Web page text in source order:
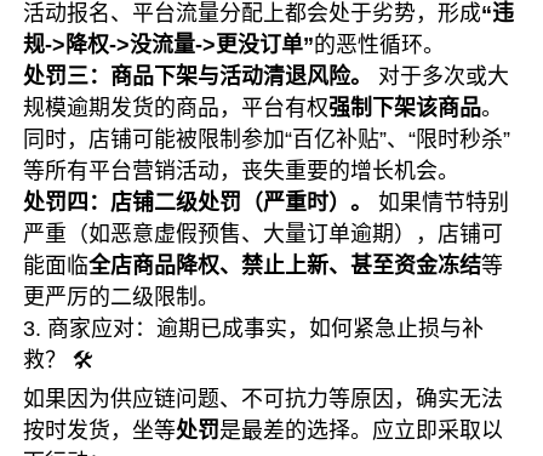
活动报名、平台流量分配上都会处于劣势，形成“违
规->降权->没流量->更没订单”的恶性循环。
处罚三：商品下架与活动清退风险。
对于多次或大
规模逾期发货的商品，平台有权强制下架该商品。
同时，店铺可能被限制参加“百亿补贴”、“限时秒杀”
等所有平台营销活动，丧失重要的增长机会。
处罚四：店铺二级处罚（严重时）。
如果情节特别
严重（如恶意虚假预售、大量订单逾期），店铺可
能面临全店商品降权、禁止上新、甚至资金冻结等
更严厉的二级限制。
3. 商家应对：逾期已成事实，如何紧急止损与补
救？ 🛠️
如果因为供应链问题、不可抗力等原因，确实无法
按时发货，坐等处罚是最差的选择。应立即采取以